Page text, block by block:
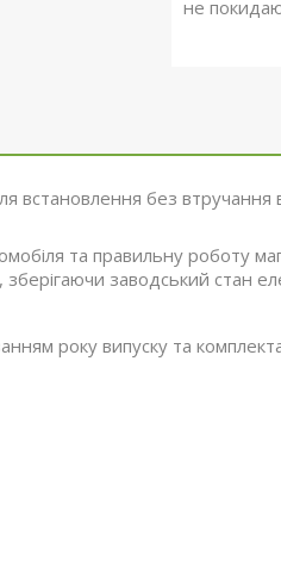
не
встановлення без втручання
та правильну роботу
заводський стан
року випуску та